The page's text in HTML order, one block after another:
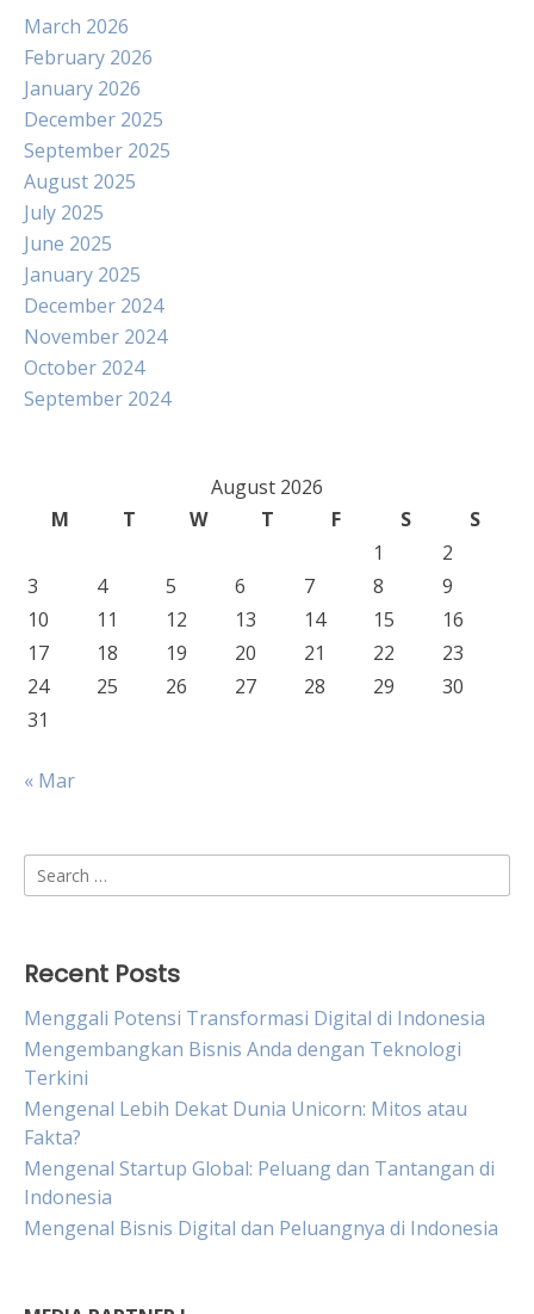
March 2026
February 2026
January 2026
December 2025
September 2025
August 2025
July 2025
June 2025
January 2025
December 2024
November 2024
October 2024
September 2024
August 2026
M
T W T F S
S
1
2
3
4 5 6 7 8
9
10
11 12 13 14 15
16
17
18 19 20 21 22
23
24
25 26 27 28 29
30
31
« Mar
Search
for:
Recent Posts
Menggali Potensi Transformasi Digital di Indonesia
Mengembangkan Bisnis Anda dengan Teknologi
Terkini
Mengenal Lebih Dekat Dunia Unicorn: Mitos atau
Fakta?
Mengenal Startup Global: Peluang dan Tantangan di
Indonesia
Mengenal Bisnis Digital dan Peluangnya di Indonesia